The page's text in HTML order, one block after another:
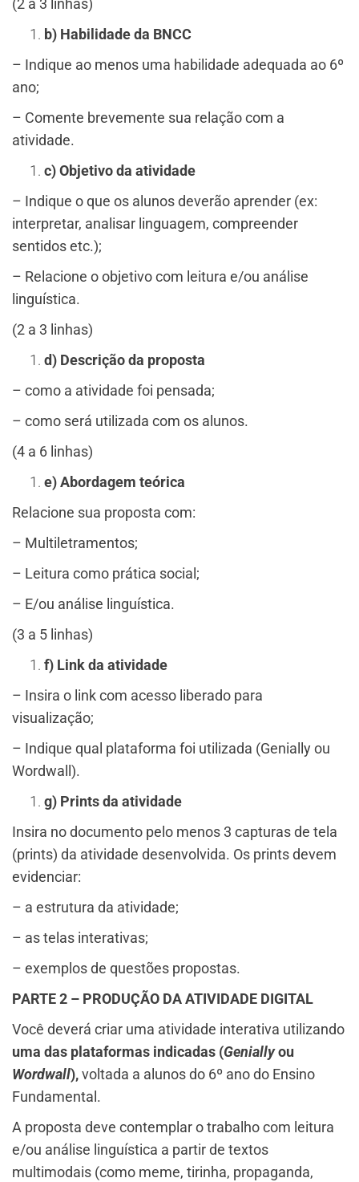
(2 a 3 linhas)
b) Habilidade da BNCC
– Indique ao menos uma habilidade adequada ao 6º
ano;
– Comente brevemente sua relação com a
atividade.
c) Objetivo da atividade
– Indique o que os alunos deverão aprender (ex:
interpretar, analisar linguagem, compreender
sentidos etc.);
– Relacione o objetivo com leitura e/ou análise
linguística.
(2 a 3 linhas)
d) Descrição da proposta
– como a atividade foi pensada;
– como será utilizada com os alunos.
(4 a 6 linhas)
e) Abordagem teórica
Relacione sua proposta com:
– Multiletramentos;
– Leitura como prática social;
– E/ou análise linguística.
(3 a 5 linhas)
f) Link da atividade
– Insira o link com acesso liberado para
visualização;
– Indique qual plataforma foi utilizada (Genially ou
Wordwall).
g) Prints da atividade
Insira no documento pelo menos 3 capturas de tela
(prints) da atividade desenvolvida. Os prints devem
evidenciar:
– a estrutura da atividade;
– as telas interativas;
– exemplos de questões propostas.
PARTE 2 – PRODUÇÃO DA ATIVIDADE DIGITAL
Você deverá criar uma atividade interativa utilizando
uma das plataformas indicadas (Geniallyou
Wordwall),voltada a alunos do 6º ano do Ensino
Fundamental.
A proposta deve contemplar o trabalho com leitura
e/ou análise linguística a partir de textos
multimodais (como meme, tirinha, propaganda,